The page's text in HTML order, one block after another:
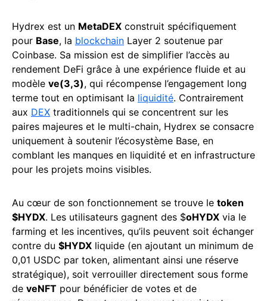
Hydrex est un MetaDEX construit spécifiquement
pour Base, la blockchain Layer 2 soutenue par
Coinbase. Sa mission est de simplifier l’accès au
rendement DeFi grâce à une expérience fluide et au
modèle ve(3,3), qui récompense l’engagement long
terme tout en optimisant la liquidité. Contrairement
aux DEX traditionnels qui se concentrent sur les
paires majeures et le multi-chain, Hydrex se consacre
uniquement à soutenir l’écosystème Base, en
comblant les manques en liquidité et en infrastructure
pour les projets moins visibles.
Au cœur de son fonctionnement se trouve le token
$HYDX. Les utilisateurs gagnent des $oHYDX via le
farming et les incentives, qu’ils peuvent soit échanger
contre du $HYDX liquide (en ajoutant un minimum de
0,01 USDC par token, alimentant ainsi une réserve
stratégique), soit verrouiller directement sous forme
de veNFT pour bénéficier de votes et de